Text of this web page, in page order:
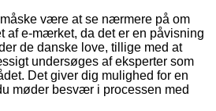
være at se nærmere på om
af e-mærket, da det er en påvisning
de danske love, tillige med at
undersøges af eksperter som
Det giver dig mulighed for en
møder besvær i processen med